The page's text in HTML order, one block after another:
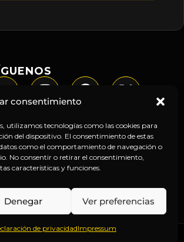
consentimiento
utilizamos tecnologías como las cookies para
del dispositivo. El consentimiento de estas
como el comportamiento de navegación o
No consentir o retirar el consentimiento,
características y funciones.
Denegar Ver preferencias
de privacidadImpressum